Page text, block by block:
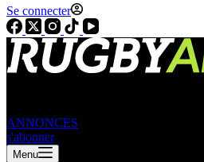
Se connecter
ANNONCES
s'abonner
Menu